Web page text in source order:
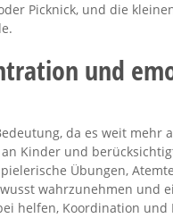
Picknick, und die
und
da es weit mehr
Kinder und
Übungen,
wahrzunehmen und
helfen, Koordination und